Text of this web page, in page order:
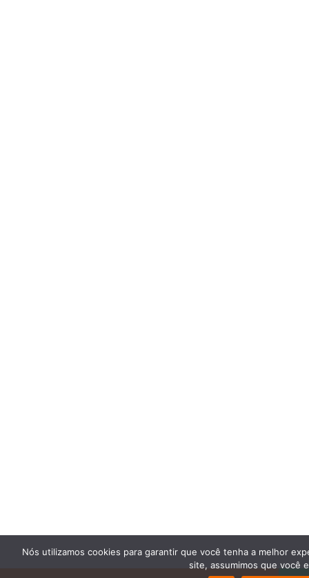
Nós utilizamos cookies para garantir que você tenha a melhor
site, assumimos que você